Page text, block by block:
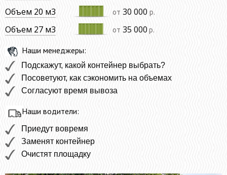
Объем 20 м3 от 30 000р.
Объем 27 м3 от 35 000 р.
Наши менеджеры:
Подскажут, какой контейнер выбрать?
Посоветуют, как сэкономить на объемах
Согласуют время вывоза
Наши водители:
Приедут вовремя
Заменят контейнер
Очистят площадку